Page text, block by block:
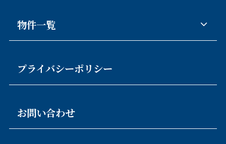
物件一覧
プライバシーポリシー
お問い合わせ